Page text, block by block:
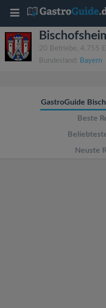
20 Betriebe, 4.755
Bundesland: Bayern
GastroGuide
Beste
Neuste
T
o
g